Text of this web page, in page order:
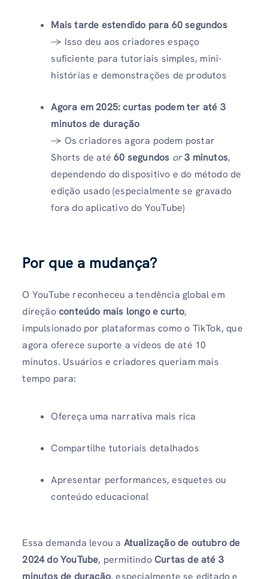
Mais tarde estendido para 60 segundos
→ Isso deu aos criadores espaço
suficiente para tutoriais simples, mini-
histórias e demonstrações de produtos
Agora em 2025: curtas podem ter até 3
minutos de duração
→ Os criadores agora podem postar
Shorts de até60 segundos or 3 minutos,
dependendo do dispositivo e do método de
edição usado (especialmente se gravado
fora do aplicativo do YouTube)
Por que a mudança?
O YouTube reconheceu a tendência global em
direçãoconteúdo mais longo e curto,
impulsionado por plataformas como o TikTok, que
agora oferece suporte a vídeos de até 10
minutos. Usuários e criadores queriam mais
tempo para:
Ofereça uma narrativa mais rica
Compartilhe tutoriais detalhados
Apresentar performances, esquetes ou
conteúdo educacional
Essa demanda levou a Atualização de outubro de
2024 do YouTube, permitindoCurtas de até 3
minutos de duração, especialmente se editado e